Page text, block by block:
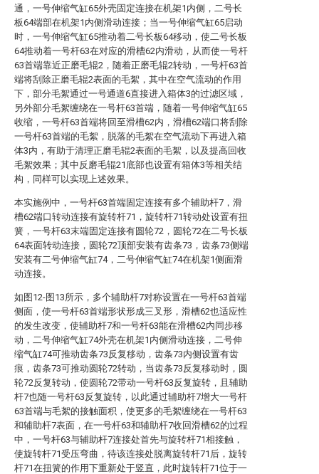
通，一号伸缩气缸65外壳固定连接在机架1内侧，二号长
板64端部在机架1内侧滑动连接；当一号伸缩气缸65启动
时，一号伸缩气缸65推动着二号长板64移动，使二号长板
64推动着一号杆63在对应的滑槽62内滑动，从而使一号杆
63首端靠近正磨毛辊2，随着正磨毛辊2转动，一号杆63首
端将刮除正磨毛辊2表面的毛絮，其中在空气流动的作用
下，部分毛絮通过一号通道6直接进入箱体3的过滤区域，
另外部分毛絮缠绕在一号杆63首端，随着一号伸缩气缸65
收缩，一号杆63首端将回至滑槽62内，滑槽62端口将刮除
一号杆63首端的毛絮，脱落的毛絮在空气流动下再进入箱
体3内，有助于清理正磨毛辊2表面的毛絮，以及提高回收
毛絮效果；其中反磨毛辊21底部也设置有箱体3等相关结
构，同样可以实现上述效果。
本实施例中，一号杆63首端固定连接有多个辅助杆7，滑
槽62端口转动连接有旋转杆71，旋转杆71转动处设置有扭
簧，一号杆63末端固定连接有圆轮72，圆轮72在二号长板
64表面转动连接，圆轮72顶部安装有齿条73，齿条73侧端
安装有二号伸缩气缸74，二号伸缩气缸74在机架1侧面滑
动连接。
如图12-图13所示，多个辅助杆7对称设置在一号杆63首端
侧面，使一号杆63首端形状形成三叉形，滑槽62也适应性
的发生改变，使辅助杆7和一号杆63能在滑槽62内同步移
动，二号伸缩气缸74外壳在机架1内侧滑动连接，二号伸
缩气缸74可推动齿条73反复移动，齿条73内侧设置有齿
痕，齿条73可推动圆轮72转动，当齿条73反复移动时，圆
轮72反复转动，使圆轮72带动一号杆63反复旋转，且辅助
杆7也随一号杆63反复旋转，以此通过辅助杆7增大一号杆
63首端与毛絮的接触面积，使更多的毛絮缠绕在一号杆63
和辅助杆7表面，在一号杆63和辅助杆7收回滑槽62的过程
中，一号杆63与辅助杆7连接处首先与旋转杆71相接触，
使旋转杆71受压弯曲，待该连接处脱离旋转杆71后，旋转
杆71在扭簧的作用下重新处于竖直，此时旋转杆71位于一